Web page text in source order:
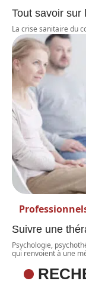
Tout savoir sur
La crise sanitaire du
Suivre une
Psychologie,
qui renvoient à une